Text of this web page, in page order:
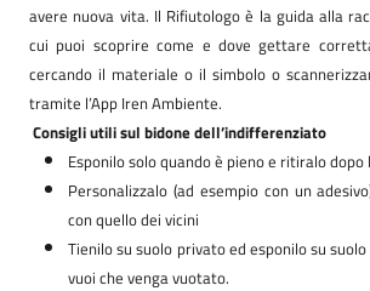
avere nuova vita. Il Rifiutologo è la guida alla
cui puoi scoprire come e dove gettare
cercando il materiale o il simbolo o
tramite l’App Iren Ambiente.
Consigli utili sul bidone dell’indifferenziato
Esponilo solo quando è pieno e ritiralo
Personalizzalo (ad esempio con un
con quello dei vicini
Tienilo su suolo privato ed esponilo su
vuoi che venga vuotato.